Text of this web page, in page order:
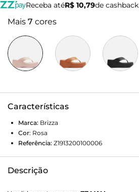
Receba atéR$ 10,79de cashback
Mais 7 cores
Características
Marca: Brizza
Cor: Rosa
Referência: Z1913200100006
Descrição